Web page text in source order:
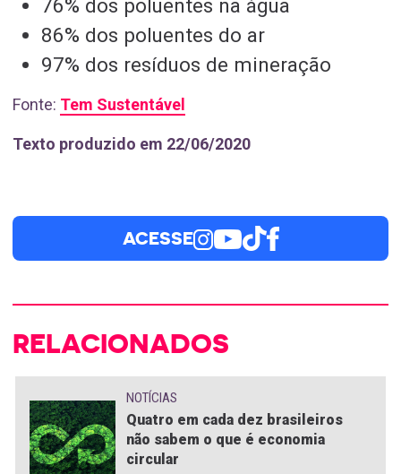
76% dos poluentes na água
86% dos poluentes do ar
97% dos resíduos de mineração
Fonte: Tem Sustentável
Texto produzido em 22/06/2020
ACESSE
RELACIONADOS
NOTÍCIAS
Quatro em cada dez brasileiros
não sabem o que é economia
circular